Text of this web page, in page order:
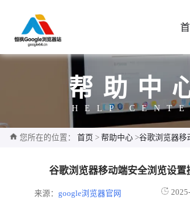
帮助中
HELP
您所在的位置： 首页 > 帮助中心 >谷歌浏览器移动
谷歌浏览器移动端安全浏览设置
来源：google浏览器官网